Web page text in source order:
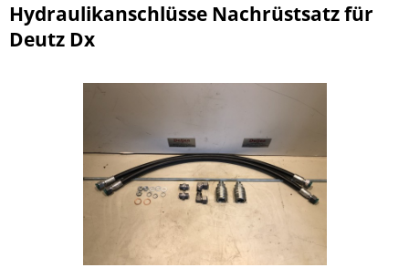
Hydraulikanschlüsse Nachrüstsatz für
Deutz Dx